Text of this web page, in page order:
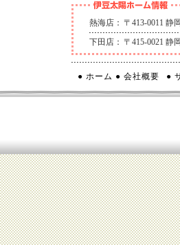
熱海店： 〒413-0011 静
下田店： 〒415-0021 静
● ホーム ● 会社概要 ●